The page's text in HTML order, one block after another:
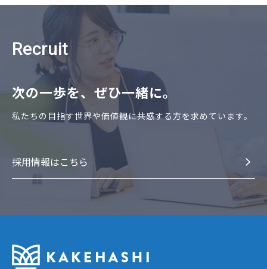
Recruit
次の⼀歩を、ぜひ⼀緒に。
私たちの⽬指す世界や価値観に共感する⽅を求めています。
採⽤情報はこちら